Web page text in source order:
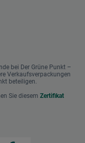
bei Der Grüne Punkt –
Verkaufsverpackungen
beteiligen.
Sie diesem Zertifikat